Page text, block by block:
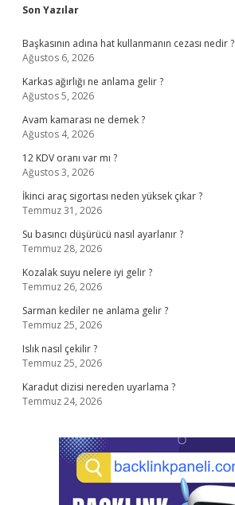
Sidebar
Son Yazılar
Başkasının adına hat kullanmanın cezası nedir ?
Ağustos 6, 2026
Karkas ağırlığı ne anlama gelir ?
Ağustos 5, 2026
Avam kamarası ne demek ?
Ağustos 4, 2026
12 KDV oranı var mı ?
Ağustos 3, 2026
İkinci araç sigortası neden yüksek çıkar ?
Temmuz 31, 2026
Su basıncı düşürücü nasıl ayarlanır ?
Temmuz 28, 2026
Kozalak suyu nelere iyi gelir ?
Temmuz 26, 2026
Sarman kediler ne anlama gelir ?
Temmuz 25, 2026
Islık nasıl çekilir ?
Temmuz 25, 2026
Karadut dizisi nereden uyarlama ?
Temmuz 24, 2026